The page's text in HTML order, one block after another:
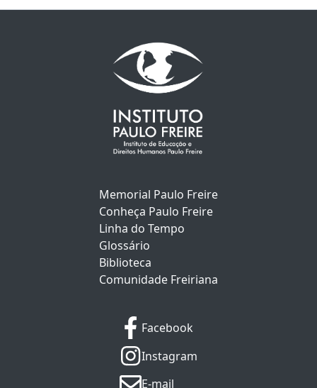
Memorial Paulo Freire
Conheça Paulo Freire
Linha do Tempo
Glossário
Biblioteca
Comunidade Freiriana
Facebook
Instagram
E-mail